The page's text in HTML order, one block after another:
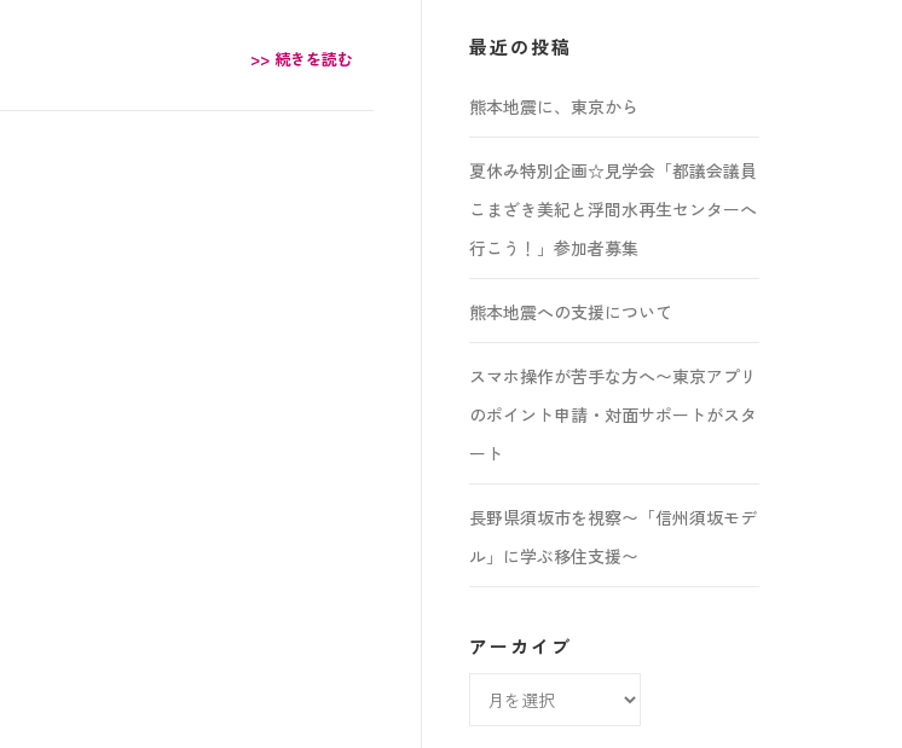
>> 続きを読む 最近の投稿
熊本地震に、東京から
夏休み特別企画☆見学会「都議会議員
こまざき美紀と浮間水再生センターへ
行こう！」参加者募集
熊本地震への支援について
スマホ操作が苦手な方へ〜東京アプリ
のポイント申請・対面サポートがスタ
ート
長野県須坂市を視察〜「信州須坂モデ
ル」に学ぶ移住支援〜
アーカイブ